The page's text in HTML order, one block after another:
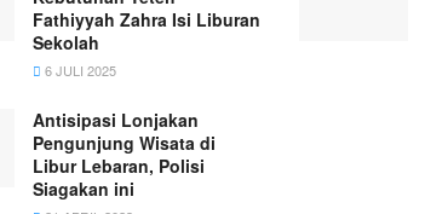
Fathiyyah Zahra Isi Liburan
Sekolah
6 JULI 2025
Antisipasi Lonjakan
Pengunjung Wisata di
Libur Lebaran, Polisi
Siagakan ini